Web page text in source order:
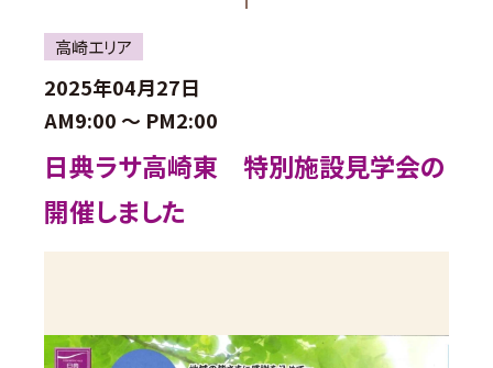
高崎エリア
2025年04月27日
AM9:00 ～ PM2:00
日典ラサ高崎東 特別施設見学会の
開催しました